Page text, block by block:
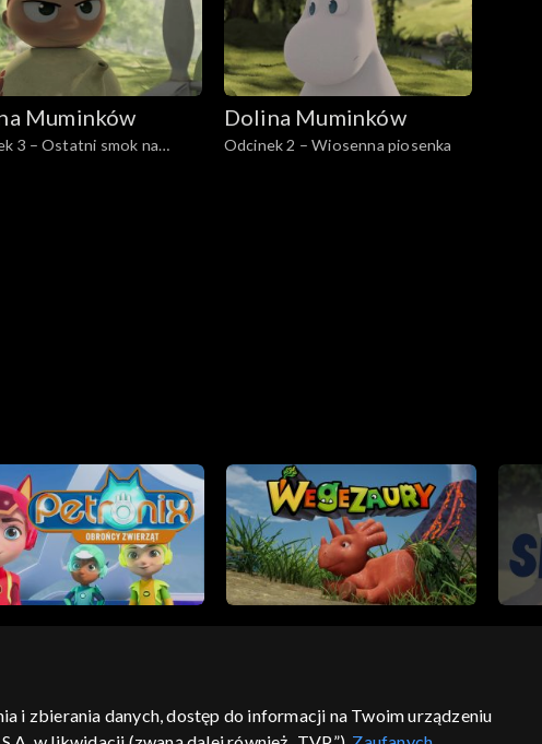
Muminków
3 – Ostatni smok na
Dolina Muminków
Odcinek 2 – Wiosenna piosenka
i zbierania danych, dostęp do informacji na Twoim urządzeniu